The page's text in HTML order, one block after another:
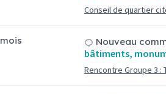
Conseil de quartier
Nouveau
bâtiments,
Rencontre Groupe 3